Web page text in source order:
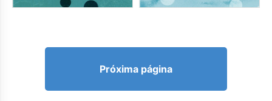
Próxima página